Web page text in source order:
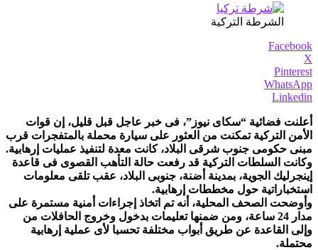
الشرطة التركية
Facebook
X
Pinterest
WhatsApp
Linkedin
أعلنت فضائية “سكاى نيوز”، فى خبر عاجل قبل قليل، إن قوات
الأمن التركية تمكنت من العثور على سيارة محملة بالمتفجرات قرب
مبنى حكومى جنوب شرقى البلاد، كانت معدة لتنفيذ عمليات إرهابية.
وكانت السلطات التركية قد رفعت حالة التأهب القصوى فى قاعدة
إينجرليك الجوية، بمدينة أضنة، جنوبى البلاد، عقب تلقى معلومات
استخباراتية حول مخططات إرهابية.
وأوضحت الصحف المحلية، أنه تم اتخاذ إجراءات أمنية مستمرة على
مدار 24 ساعة، ومن ضمنها تعليمات بدخول وخروج الحافلات من
وإلى القاعدة عن طريق أبواب مختلفة تحسبا لأى عملية إرهابية
محتملة.